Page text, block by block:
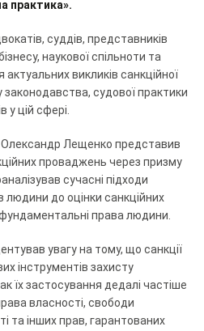
практика».
суддів, представників
наукової спільноти та
викликів санкційної
законодавства, судової практики
у цій сфері.
Олександр Лещенко представив
проваджень через призму
сучасні підходи
людини до оцінки санкційних
права людини.
увагу на тому, що санкції
інструментів захисту
їх застосування дедалі частіше
власності, свободи
та інших прав, гарантованих